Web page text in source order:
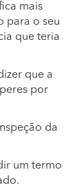
mais
para o seu
que teria
que a
por
da
um termo